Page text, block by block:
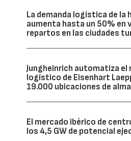
La demanda logística de la
aumenta hasta un 50% en
repartos en las ciudades
Jungheinrich automatiza el
logístico de Eisenhart
19.000 ubicaciones de
El mercado ibérico de
los 4,5 GW de potencial